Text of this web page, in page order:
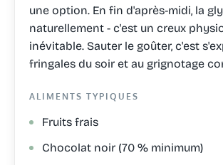
une option. En fin d'après-midi, la
naturellement - c'est un creux
inévitable. Sauter le goûter, c'est
fringales du soir et au grignotage
ALIMENTS TYPIQUES
Fruits frais
Chocolat noir (70 % minimum)